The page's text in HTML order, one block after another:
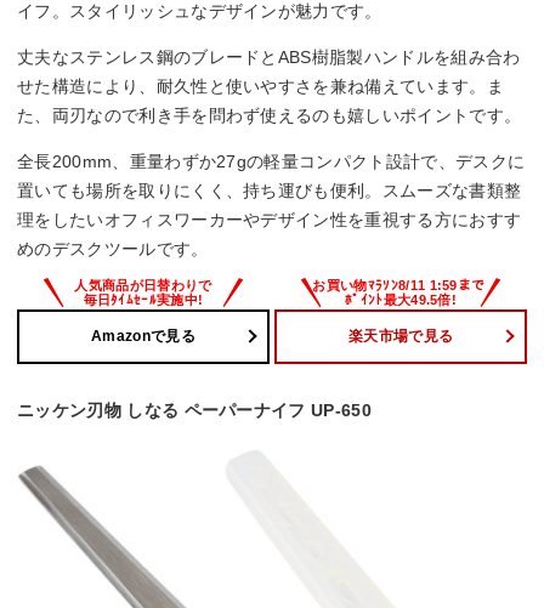
イフ。スタイリッシュなデザインが魅力です。
丈夫なステンレス鋼のブレードとABS樹脂製ハンドルを組み合わ
せた構造により、耐久性と使いやすさを兼ね備えています。ま
た、両刃なので利き手を問わず使えるのも嬉しいポイントです。
全長200mm、重量わずか27gの軽量コンパクト設計で、デスクに
置いても場所を取りにくく、持ち運びも便利。スムーズな書類整
理をしたいオフィスワーカーやデザイン性を重視する方におすす
めのデスクツールです。
Amazonで見る 楽天市場で見る
ニッケン刃物 しなる ペーパーナイフ UP-650